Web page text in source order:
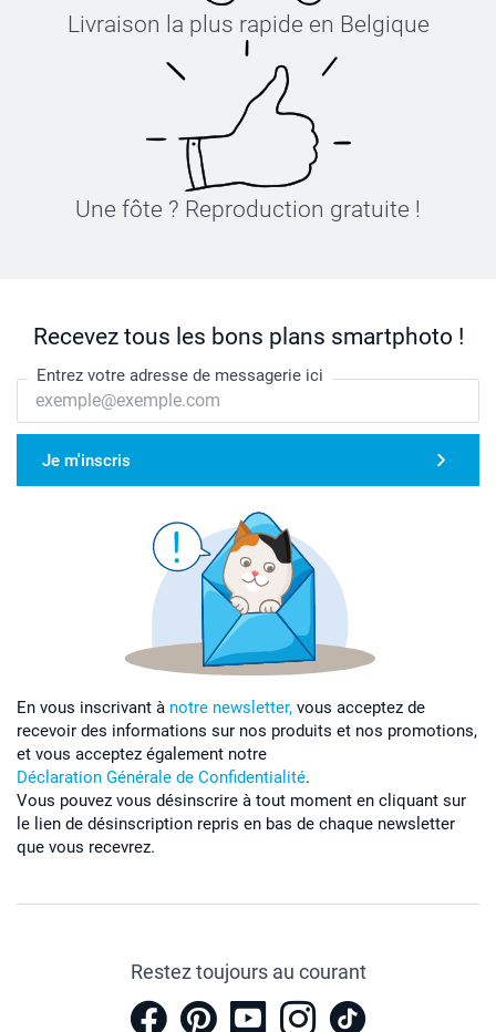
Livraison la plus rapide en Belgique
Une fôte ? Reproduction gratuite !
Recevez tous les bons plans smartphoto !
Entrez votre adresse de messagerie ici
Je m'inscris
En vous inscrivant à notre newsletter, vous acceptez de
recevoir des informations sur nos produits et nos promotions,
et vous acceptez également notre
Déclaration Générale de Confidentialité.
Vous pouvez vous désinscrire à tout moment en cliquant sur
le lien de désinscription repris en bas de chaque newsletter
que vous recevrez.
Restez toujours au courant